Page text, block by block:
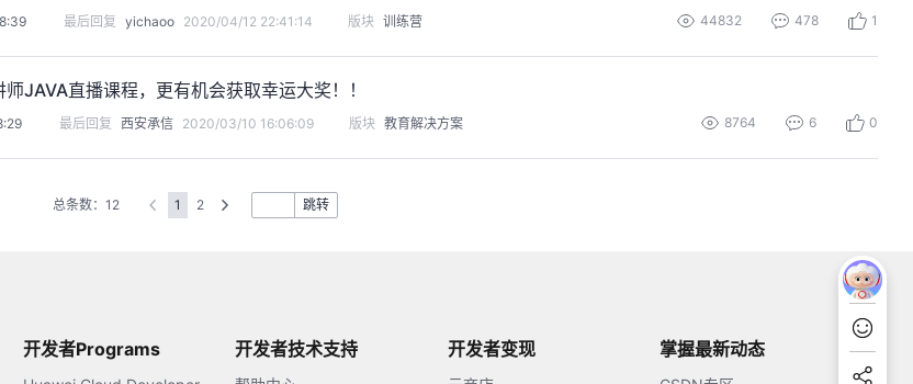
最后回复 yichaoo 2020/04/12 22:41:14 版块 训练营 44832 478 1
JAVA直播课程，更有机会获取幸运大奖！！
最后回复 西安承信 2020/03/10 16:06:09 版块 教育解决方案 8764 6 0
总条数：12 1 2 跳转
开发者Programs 开发者技术支持 开发者变现 掌握最新动态